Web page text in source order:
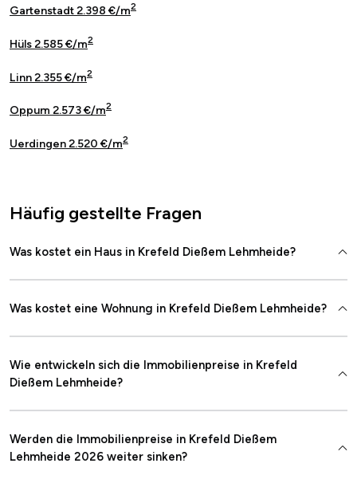
Gartenstadt 2.398 €/m2
Hüls 2.585 €/m2
Linn 2.355 €/m2
Oppum 2.573 €/m2
Uerdingen 2.520 €/m2
Häufig gestellte Fragen
Was kostet ein Haus in Krefeld Dießem Lehmheide?
Was kostet eine Wohnung in Krefeld Dießem Lehmheide?
Wie entwickeln sich die Immobilienpreise in Krefeld
Dießem Lehmheide?
Werden die Immobilienpreise in Krefeld Dießem
Lehmheide 2026 weiter sinken?